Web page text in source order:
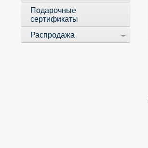
Подарочные
сертификаты
Распродажа